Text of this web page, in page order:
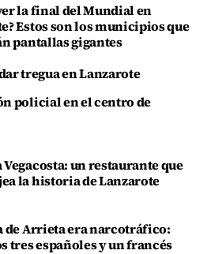
la final del Mundial en
Estos son los municipios que
pantallas gigantes
tregua en Lanzarote
policial en el centro de
un restaurante que
la historia de Lanzarote
de Arrieta era narcotráfico:
tres españoles y un francés